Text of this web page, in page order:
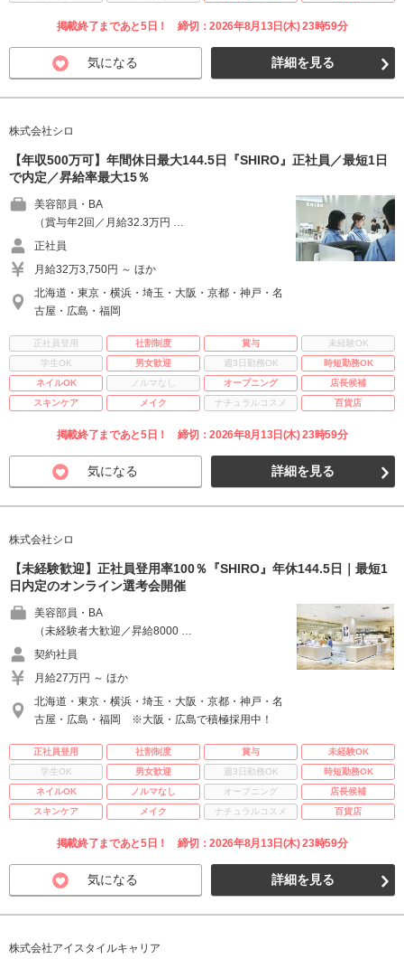
掲載終了まであと5日！ 締切：2026年8月13日(木) 23時59分
気になる 詳細を見る
株式会社シロ
【年収500万可】年間休日最大144.5日『SHIRO』正社員／最短1日
で内定／昇給率最大15％
美容部員・BA
（賞与年2回／月給32.3万円 …
正社員
月給32万3,750円 ～ ほか
北海道・東京・横浜・埼玉・大阪・京都・神戸・名
古屋・広島・福岡
正社員登用 社割制度 賞与
未経験OK
学生OK
男女歓迎 週3日勤務OK
時短勤務OK
ネイルOK
ノルマなし オープニング
店長候補
スキンケア
メイク ナチュラルコスメ 百貨店
掲載終了まであと5日！ 締切：2026年8月13日(木) 23時59分
気になる 詳細を見る
株式会社シロ
【未経験歓迎】正社員登用率100％『SHIRO』年休144.5日｜最短1
日内定のオンライン選考会開催
美容部員・BA
（未経験者大歓迎／昇給8000 …
契約社員
月給27万円 ～ ほか
北海道・東京・横浜・埼玉・大阪・京都・神戸・名
古屋・広島・福岡 ※大阪・広島で積極採用中！
正社員登用 社割制度 賞与
未経験OK
学生OK
男女歓迎 週3日勤務OK
時短勤務OK
ネイルOK
ノルマなし オープニング
店長候補
スキンケア
メイク ナチュラルコスメ 百貨店
掲載終了まであと5日！ 締切：2026年8月13日(木) 23時59分
気になる 詳細を見る
株式会社アイスタイルキャリア